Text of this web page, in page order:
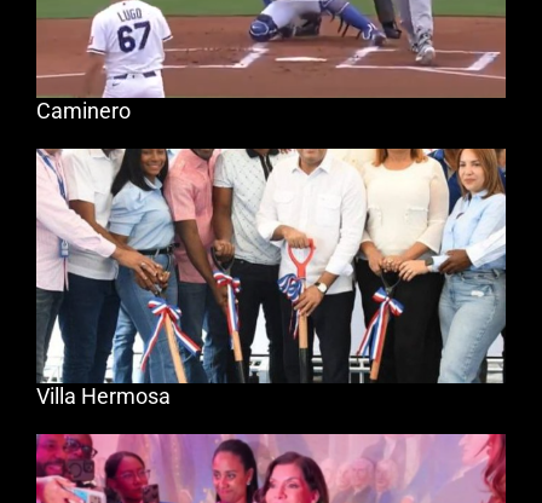
Caminero
Villa Hermosa